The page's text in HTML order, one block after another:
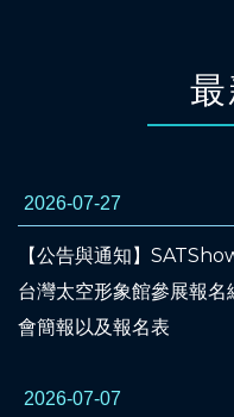
2026-07-27
【公告與通知】
台灣太空形象館參展報名
會簡報以及報名表
2026-07-07